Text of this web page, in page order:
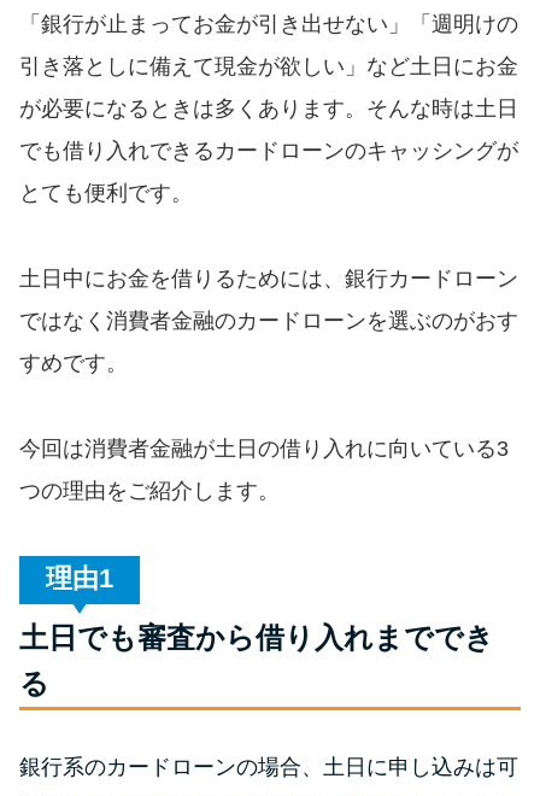
便利なコンテンツ
カードローン診断
カードローンQ&A
リボ払いをそのまま払いきると
カードローンの見直しで40万円
得した話
特集ページ一覧
種類や特徴で探す
銀行カードローンを選ぶべき4つ
「銀行が止まってお金が引き出せない」「週明けの
引き落としに備えて現金が欲しい」など土日にお金
が必要になるときは多くあります。そんな時は土日
でも借り入れできるカードローンのキャッシングが
とても便利です。
土日中にお金を借りるためには、銀行カードローン
ではなく消費者金融のカードローンを選ぶのがおす
すめです。
今回は消費者金融が土日の借り入れに向いている3
つの理由をご紹介します。
理由
土日でも審査から借り入れまででき
る
銀行系のカードローンの場合、土日に申し込みは可